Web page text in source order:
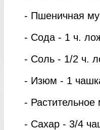
- Пшеничная
- Сода - 1 ч.
- Соль - 1/2 ч.
- Изюм - 1
-
- Сахар - 3/4